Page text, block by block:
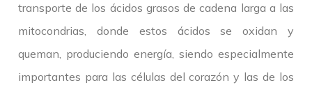
transporte de los ácidos grasos de cadena larga a las
mitocondrias, donde estos ácidos se oxidan y
queman, produciendo energía, siendo especialmente
importantes para las células del corazón y las de los